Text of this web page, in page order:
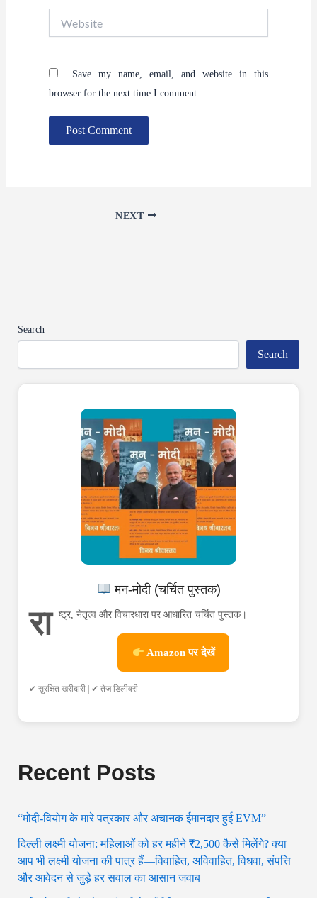
Save my name, email, and website in this
browser for the next time I comment.
NEXT
Search
Search
मन-मोदी (चर्चित पुस्तक)
रा ष्ट्र, नेतृत्व और विचारधारा पर आधारित चर्चित पुस्तक।
Amazon पर देखें
✔ सुरक्षित खरीदारी | ✔ तेज डिलीवरी
Recent Posts
“मोदी-वियोग के मारे पत्रकार और अचानक ईमानदार हुई EVM”
दिल्ली लक्ष्मी योजना: महिलाओं को हर महीने ₹2,500 कैसे मिलेंगे? क्या
आप भी लक्ष्मी योजना की पात्र हैं—विवाहित, अविवाहित, विधवा, संपत्ति
और आवेदन से जुड़े हर सवाल का आसान जवाब